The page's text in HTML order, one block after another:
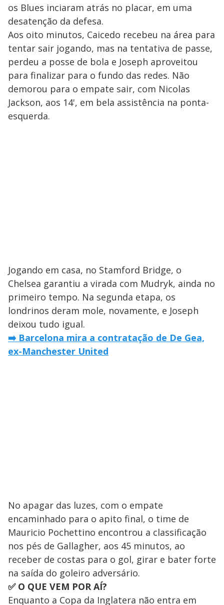
os Blues inciaram atrás no placar, em uma
desatenção da defesa.
Aos oito minutos, Caicedo recebeu na área para
tentar sair jogando, mas na tentativa de passe,
perdeu a posse de bola e Joseph aproveitou
para finalizar para o fundo das redes. Não
demorou para o empate sair, com Nicolas
Jackson, aos 14', em bela assistência na ponta-
esquerda.
Jogando em casa, no Stamford Bridge, o
Chelsea garantiu a virada com Mudryk, ainda no
primeiro tempo. Na segunda etapa, os
londrinos deram mole, novamente, e Joseph
deixou tudo igual.
➡️ Barcelona mira a contratação de De Gea,
ex-Manchester United
No apagar das luzes, com o empate
encaminhado para o apito final, o time de
Mauricio Pochettino encontrou a classificação
nos pés de Gallagher, aos 45 minutos, ao
receber de costas para o gol, girar e bater forte
na saída do goleiro adversário.
✅ O QUE VEM POR AÍ?
Enquanto a Copa da Inglatera não entra em